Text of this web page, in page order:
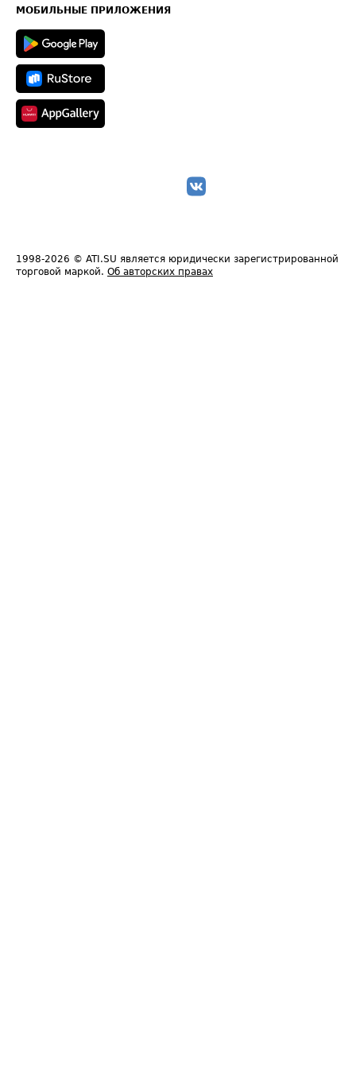
Техническая информация
МОБИЛЬНЫЕ ПРИЛОЖЕНИЯ
1998-2026 © ATI.SU является юридически зарегистрированной
торговой маркой. Об авторских правах